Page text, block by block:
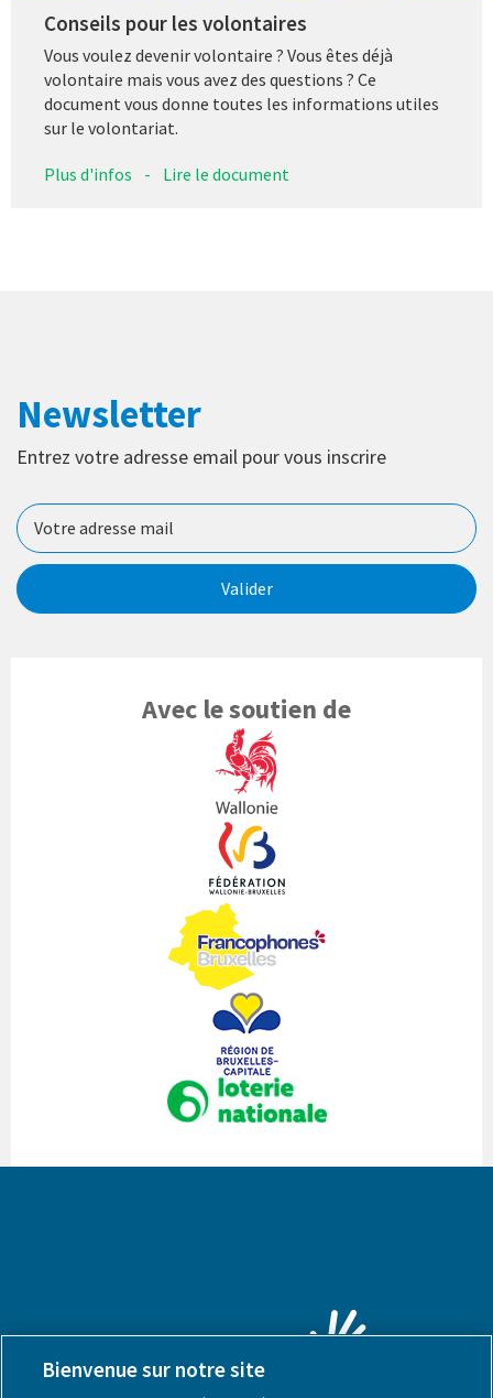
Conseils pour les volontaires
Vous voulez devenir volontaire ? Vous êtes déjà
volontaire mais vous avez des questions ? Ce
document vous donne toutes les informations utiles
sur le volontariat.
Plus d'infos - Lire le document
Newsletter
Entrez votre adresse email pour vous inscrire
Valider
Avec le soutien de
Bienvenue sur notre site